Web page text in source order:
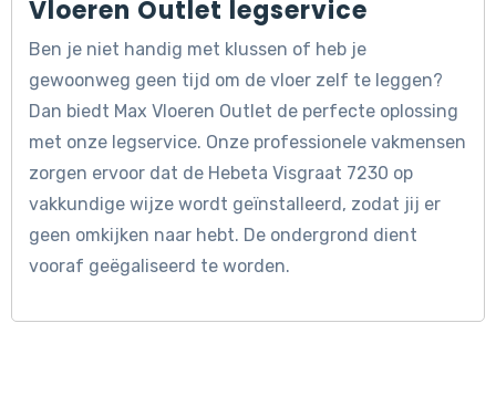
Vloeren Outlet legservice
Ben je niet handig met klussen of heb je
gewoonweg geen tijd om de vloer zelf te leggen?
Dan biedt Max Vloeren Outlet de perfecte oplossing
met onze legservice. Onze professionele vakmensen
zorgen ervoor dat de Hebeta Visgraat 7230 op
vakkundige wijze wordt geïnstalleerd, zodat jij er
geen omkijken naar hebt. De ondergrond dient
vooraf geëgaliseerd te worden.